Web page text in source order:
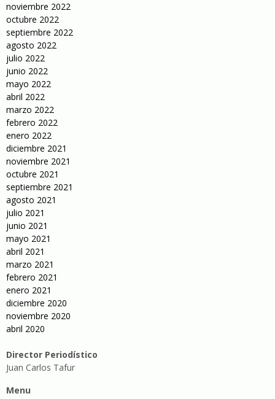
noviembre 2022
octubre 2022
septiembre 2022
agosto 2022
julio 2022
junio 2022
mayo 2022
abril 2022
marzo 2022
febrero 2022
enero 2022
diciembre 2021
noviembre 2021
octubre 2021
septiembre 2021
agosto 2021
julio 2021
junio 2021
mayo 2021
abril 2021
marzo 2021
febrero 2021
enero 2021
diciembre 2020
noviembre 2020
abril 2020
Director Periodístico
Juan Carlos Tafur
Menu